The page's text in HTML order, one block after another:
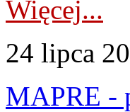
Więcej...
24 lipca
MAPRE -